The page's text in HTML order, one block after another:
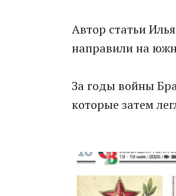
Автор статьи
направили на
За годы войны
которые затем